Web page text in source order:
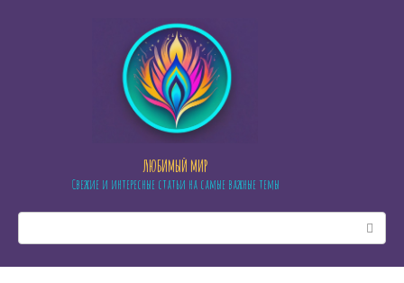
ЛЮБИМЫЙ МИР
Свежие и интересные статьи на самые важные темы